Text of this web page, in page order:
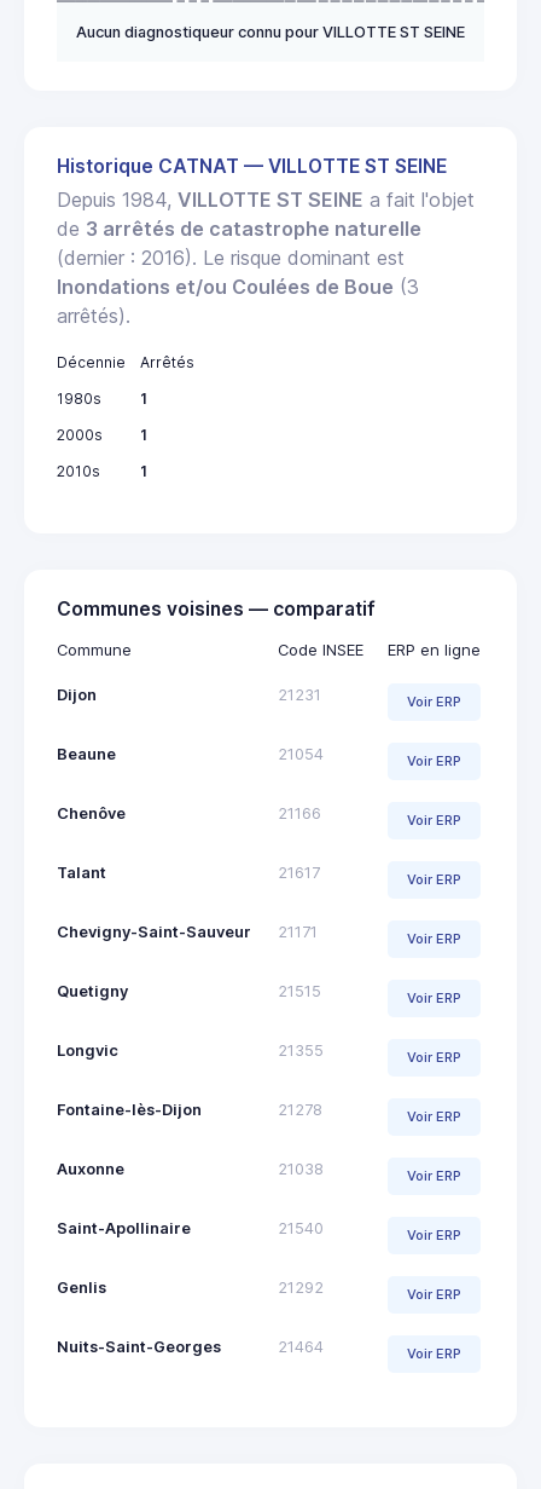
Aucun diagnostiqueur connu pour VILLOTTE ST SEINE
Historique CATNAT — VILLOTTE ST SEINE
Depuis 1984, VILLOTTE ST SEINE a fait l'objet
de 3 arrêtés de catastrophe naturelle
(dernier : 2016). Le risque dominant est
Inondations et/ou Coulées de Boue (3
arrêtés).
Décennie
Arrêtés
1980s
1
2000s
1
2010s
1
Communes voisines — comparatif
Commune Code INSEE ERP en ligne
Dijon 21231 Voir ERP
Beaune 21054 Voir ERP
Chenôve 21166 Voir ERP
Talant 21617 Voir ERP
Chevigny-Saint-Sauveur 21171 Voir ERP
Quetigny 21515 Voir ERP
Longvic 21355 Voir ERP
Fontaine-lès-Dijon 21278 Voir ERP
Auxonne 21038 Voir ERP
Saint-Apollinaire 21540 Voir ERP
Genlis 21292 Voir ERP
Nuits-Saint-Georges 21464 Voir ERP